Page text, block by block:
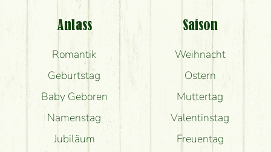
Anlass
Romantik
Geburtstag
Baby Geboren
Namenstag
Jubiläum
Saison
Weihnacht
Ostern
Muttertag
Valentinstag
Freuentag